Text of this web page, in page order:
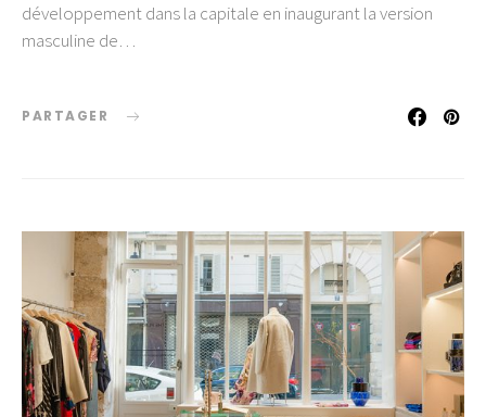
développement dans la capitale en inaugurant la version
masculine de…
PARTAGER